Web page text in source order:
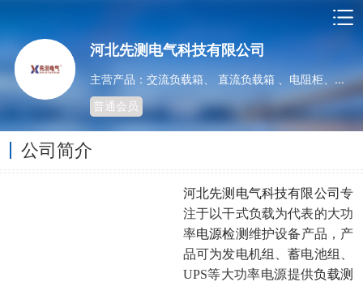
河北先测电气科技有限公司
主营产品：交流负载箱、 直流负载箱 、电阻柜、电池充放电测试仪
普通会员
公司简介
河北先测电气科技有限公司专
注于以干式负载为代表的大功
率电源检测维护设备产品，产
品可为发电机组、蓄电池组、
UPS等大功率电源提供负载测